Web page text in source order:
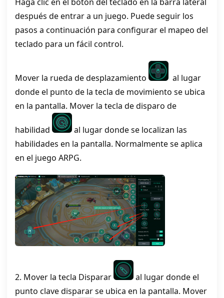
después de entrar a un juego. Puede seguir los
pasos a continuación para configurar el mapeo del
teclado para un fácil control.
Mover la rueda de desplazamiento
al lugar
donde el punto de la tecla de movimiento se ubica
en la pantalla. Mover la tecla de disparo de
habilidad
al lugar donde se localizan las
habilidades en la pantalla. Normalmente se aplica
en el juego ARPG.
2. Mover la tecla Disparar
al lugar donde el
punto clave disparar se ubica en la pantalla. Mover